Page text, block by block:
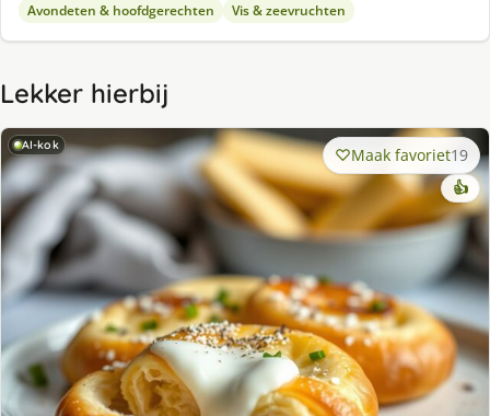
Avondeten & hoofdgerechten Vis & zeevruchten
Lekker hierbij
AI-kok Maak favoriet19
👍